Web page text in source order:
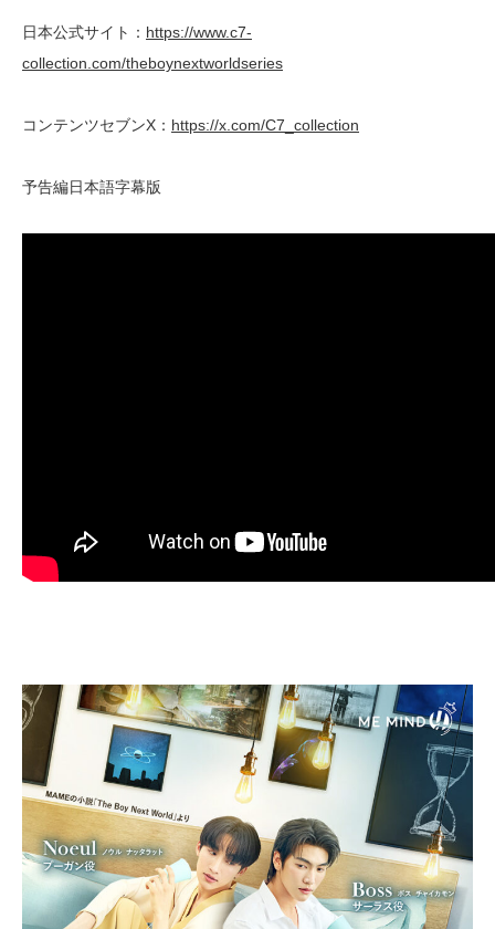
日本公式サイト： https://www.c7-
collection.com/theboynextworldseries
コンテンツセブンX： https://x.com/C7_collection
予告編日本語字幕版